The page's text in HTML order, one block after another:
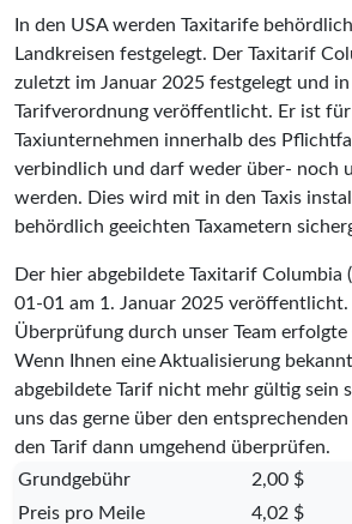
In den USA werden Taxitarife
Landkreisen festgelegt. Der Taxitarif
zuletzt im Januar 2025 festgelegt und
Tarifverordnung veröffentlicht. Er ist für
Taxiunternehmen innerhalb des
verbindlich und darf weder über- noch
werden. Dies wird mit in den Taxis
behördlich geeichten Taxametern
Der hier abgebildete Taxitarif Columbia
01-01 am 1. Januar 2025
Überprüfung durch unser Team erfolgte
Wenn Ihnen eine Aktualisierung
abgebildete Tarif nicht mehr gültig sein
uns das gerne über den
den Tarif dann umgehend überprüfen.
Grundgebühr
2,00 $
Preis pro Meile
4,02 $